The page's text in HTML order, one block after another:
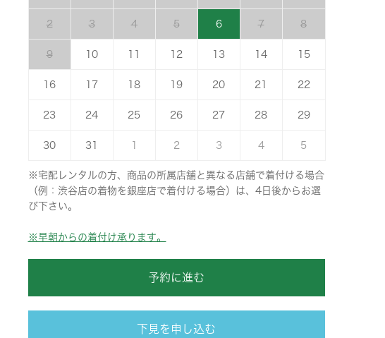
2 3 4 5 6 7 8
9 10 12 13 14 15
16 17 18 19 20 21 22
23 24 25 26 27 28 29
30 31 2 3 4 5
※宅配レンタルの方、商品の所属店舗と異なる店舗で着付ける場合
（例：渋谷店の着物を銀座店で着付ける場合）は、4日後からお選
び下さい。
※早朝からの着付け承ります。
予約に進む
下見を申し込む